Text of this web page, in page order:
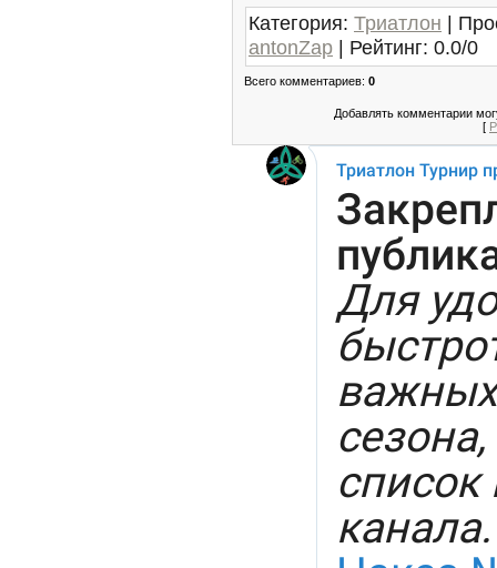
Категория: Триатлон |
antonZap | Рейтинг: 0.0/0
Всего комментариев: 0
Добавлять комментарии
[